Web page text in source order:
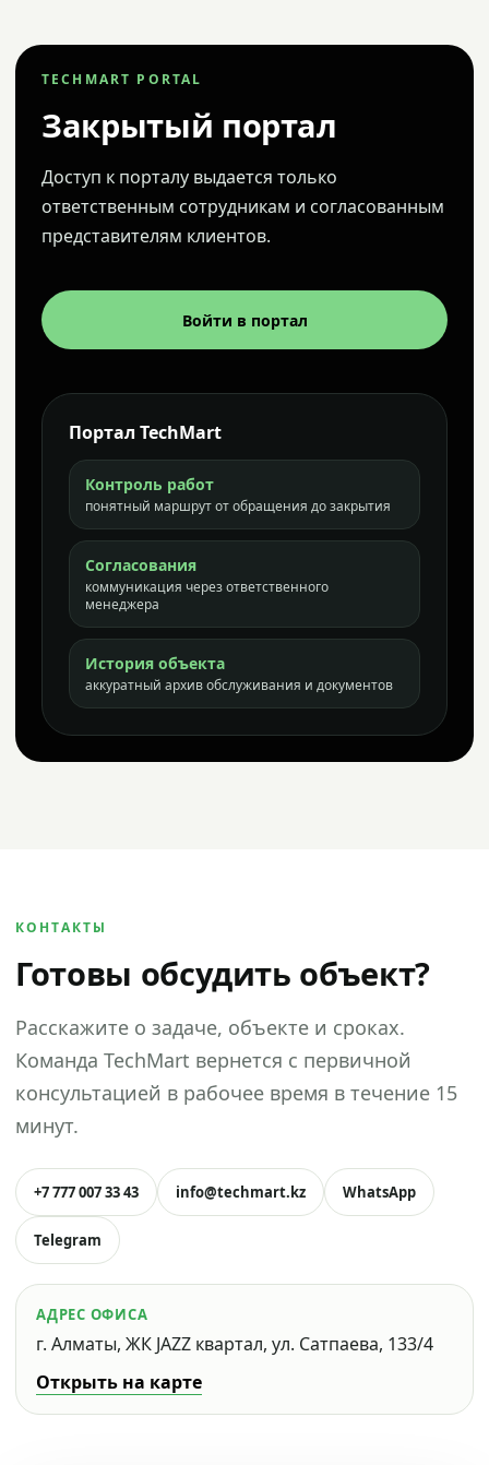
TECHMART PORTAL
Закрытый портал
Доступ к порталу выдается только
ответственным сотрудникам и согласованным
представителям клиентов.
Войти в портал
Портал TechMart
Контроль работ
понятный маршрут от обращения до закрытия
Согласования
коммуникация через ответственного
менеджера
История объекта
аккуратный архив обслуживания и документов
КОНТАКТЫ
Готовы обсудить объект?
Расскажите о задаче, объекте и сроках.
Команда TechMart вернется с первичной
консультацией в рабочее время в течение 15
минут.
+7 777 007 33 43 info@techmart.kz WhatsApp
Telegram
АДРЕС ОФИСА
г. Алматы, ЖК JAZZ квартал, ул. Сатпаева, 133/4
Открыть на карте